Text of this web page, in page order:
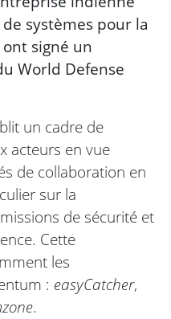
systèmes pour la
signé un
World Defense
un cadre de
acteurs en vue
de collaboration en
sur la
de sécurité et
Cette
les
: easyCatcher,
.